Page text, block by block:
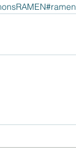
#ramen